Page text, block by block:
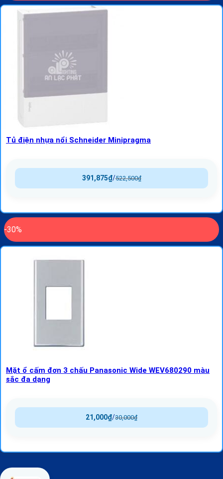
Tủ điện nhựa nổi Schneider Minipragma
522,500₫
/
391,875₫
-30%
Mặt ổ cấm đơn 3 chấu Panasonic Wide WEV680290 màu
sắc đa dạng
30,000₫
/
21,000₫